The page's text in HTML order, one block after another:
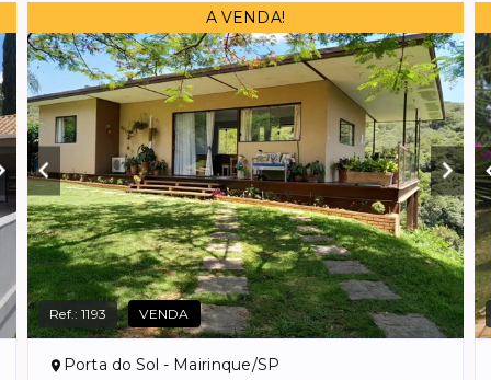
A VENDA!
Ref.:1193 VENDA
Porta do Sol - Mairinque/SP